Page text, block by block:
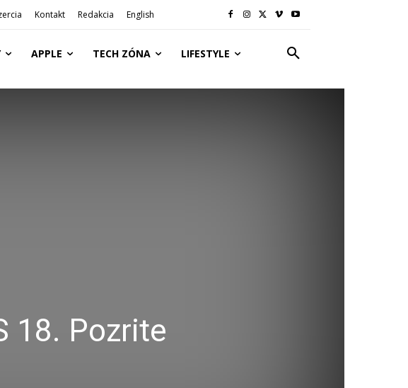
Kontakt Redakcia English
APPLE TECH ZÓNA LIFESTYLE
18. Pozrite